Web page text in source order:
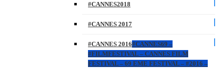
#CANNES2018
#CANNES 2017
#CANNES 2016#CANNES69 –
#FILMFESTIVAL – CANNES FILM
FESTIVAL – 69 EME FESTIVAL – #2016 –